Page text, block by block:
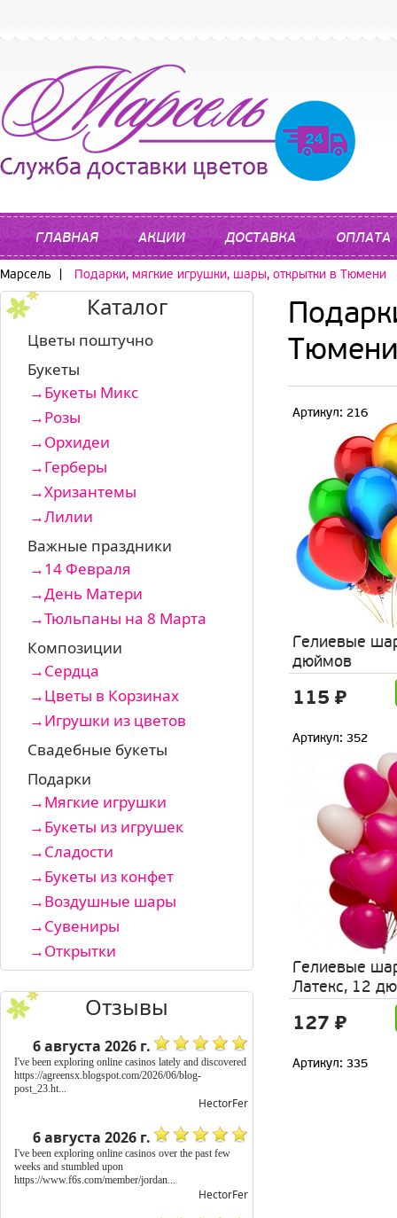
ГЛАВНАЯ АКЦИИ ДОСТАВКА ОПЛАТА
Марсель | Подарки, мягкие игрушки, шары, открытки в Тюмени
Каталог
Цветы поштучно
Букеты
Букеты Микс
Розы
Орхидеи
Герберы
Хризантемы
Лилии
Важные праздники
14 Февраля
День Матери
Тюльпаны на 8 Марта
Композиции
Сердца
Цветы в Корзинах
Игрушки из цветов
Свадебные букеты
Подарки
Мягкие игрушки
Букеты из игрушек
Сладости
Букеты из конфет
Воздушные шары
Сувениры
Открытки
Отзывы
6 августа 2026 г.
I've been exploring online casinos lately and discovered
https://agreensx.blogspot.com/2026/06/blog-
post_23.ht...
HectorFer
6 августа 2026 г.
I've been exploring online casinos over the past few
weeks and stumbled upon
https://www.f6s.com/member/jordan...
HectorFer
Артикул: 216
Гелиевые
дюймов
115 ₽
Артикул: 352
Гелиевые
Латекс, 12
127 ₽
Артикул: 335